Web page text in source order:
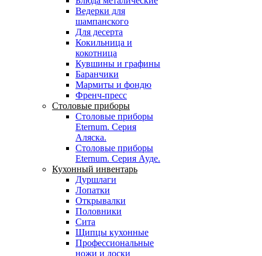
Ведерки для
шампанского
Для десерта
Кокильница и
кокотница
Кувшины и графины
Баранчики
Мармиты и фондю
Френч-пресс
Столовые приборы
Столовые приборы
Eternum. Серия
Аляска.
Столовые приборы
Eternum. Серия Ауде.
Кухонный инвентарь
Дуршлаги
Лопатки
Открывалки
Половники
Сита
Щипцы кухонные
Профессиональные
ножи и доски